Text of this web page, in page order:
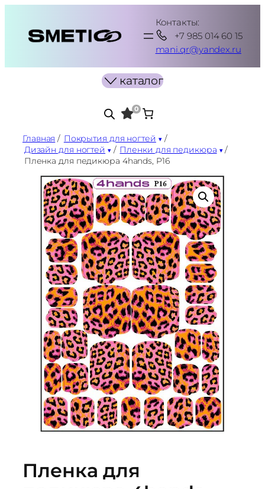
содержимому
Контакты:
+7 985 014 60 15
mani.qr@yandex.ru
каталог
0
Главная / Покрытия для ногтей
/
Дизайн для ногтей
/ Пленки для педикюра /
Пленка для педикюра 4hands, P16
Пленка для